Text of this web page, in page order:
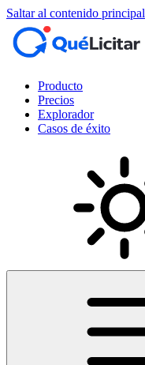
Saltar al contenido principal
Producto
Precios
Explorador
Casos de éxito